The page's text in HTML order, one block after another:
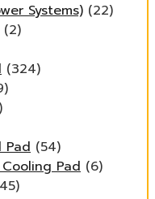
Systems) (22)
(2)
(324)
Pad (54)
Pad (6)